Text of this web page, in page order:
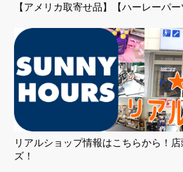
【アメリカ取寄せ品】【ハーレーパ
リアルショップ情報はこちらから！
ズ！